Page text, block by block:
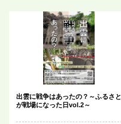
出雲に戦争はあったの？～ふるさと
が戦場になった日vol.2～